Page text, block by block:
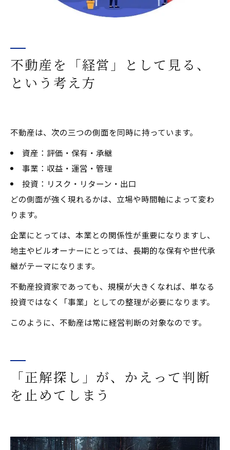
不動産を「経営」として見る、
という考え方
不動産は、次の三つの側面を同時に持っています。
資産：評価・保有・承継
事業：収益・運営・管理
投資：リスク・リターン・出口
どの側面が強く現れるかは、立場や時間軸によって変わ
ります。
企業にとっては、本業との関係性が重要になりますし、
地主やビルオーナーにとっては、長期的な保有や世代承
継がテーマになります。
不動産投資家であっても、規模が大きくなれば、単なる
投資ではなく「事業」としての整理が必要になります。
このように、不動産は常に経営判断の対象なのです。
「正解探し」が、かえって判断
を止めてしまう